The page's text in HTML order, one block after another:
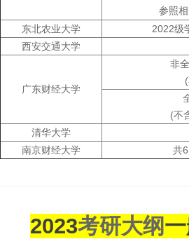
参照
东北农业大学
2022级
西安交通大学
广东财经大学
非
(不
清华大学
南京财经大学
共
2023考研大纲